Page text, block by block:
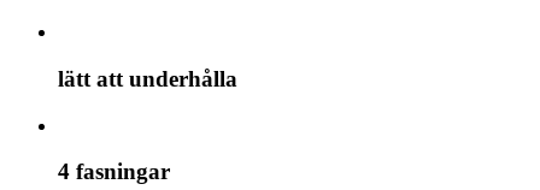
lätt att underhålla
4 fasningar